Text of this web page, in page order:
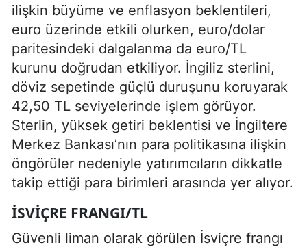
ilişkin büyüme ve enflasyon beklentileri,
euro üzerinde etkili olurken, euro/dolar
paritesindeki dalgalanma da euro/TL
kurunu doğrudan etkiliyor. İngiliz sterlini,
döviz sepetinde güçlü duruşunu koruyarak
42,50 TL seviyelerinde işlem görüyor.
Sterlin, yüksek getiri beklentisi ve İngiltere
Merkez Bankası’nın para politikasına ilişkin
öngörüler nedeniyle yatırımcıların dikkatle
takip ettiği para birimleri arasında yer alıyor.
İSVIÇRE FRANGI/TL
Güvenli liman olarak görülen İsviçre frangı